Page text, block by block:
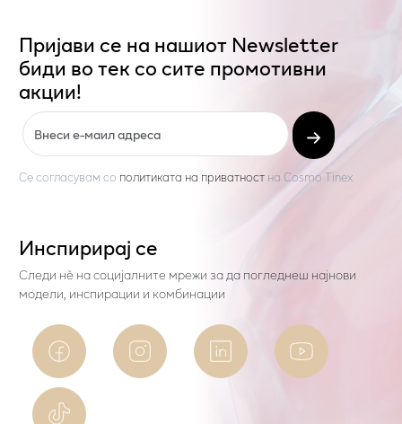
Пријави се на нашиот Newsletter
биди во тек со сите промотивни
акции!
Се согласувам со политиката на приватност на Cosmo Tinex
Инспирирај се
Следи нѐ на социјалните мрежи за да погледнеш најнови
модели, инспирации и комбинации